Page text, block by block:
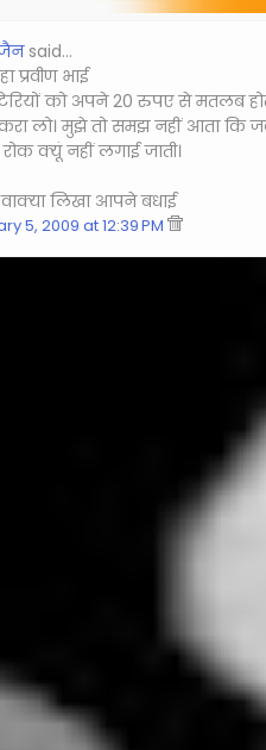
जैनsaid…
प्रवीण भाई
को अपने 20 रुपए से मतलब
लो। मुझे तो समझ नहीं आता कि
क्‍यूं नहीं लगाई जाती।
वाक्‍या लिखा आपने बधाई
5, 2009 at 12:39 PM